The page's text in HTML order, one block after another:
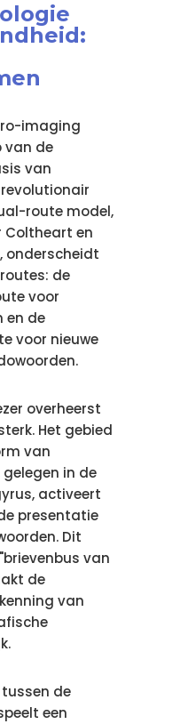
imaging
van de
van
route model,
en
onderscheidt
de
voor
en de
voor nieuwe
overheerst
Het gebied
van
gelegen in de
activeert
presentatie
Dit
van
de
van
de
een